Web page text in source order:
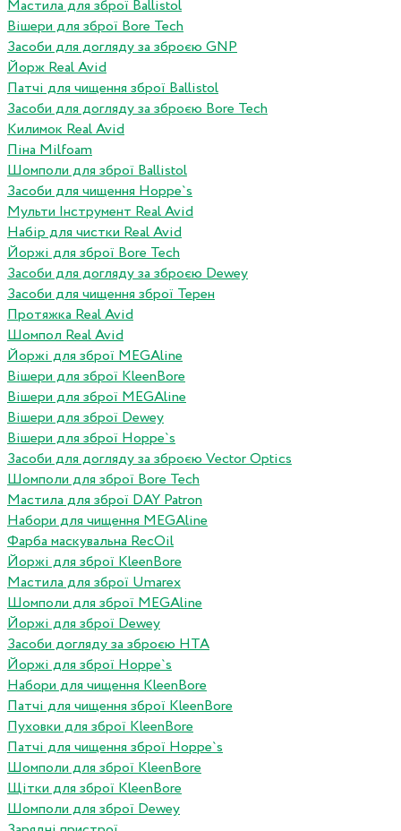
Мастила для зброї Ballistol
Вішери для зброї Bore Tech
Засоби для догляду за зброєю GNP
Йорж Real Avid
Патчі для чищення зброї Ballistol
Засоби для догляду за зброєю Bore Tech
Килимок Real Avid
Піна Milfoam
Шомполи для зброї Ballistol
Засоби для чищення Hoppe`s
Мульти Інструмент Real Avid
Набір для чистки Real Avid
Йоржі для зброї Bore Tech
Засоби для догляду за зброєю Dewey
Засоби для чищення зброї Терен
Протяжка Real Avid
Шомпол Real Avid
Йоржі для зброї MEGAline
Вішери для зброї KleenBore
Вішери для зброї MEGAline
Вішери для зброї Dewey
Вішери для зброї Hoppe`s
Засоби для догляду за зброєю Vector Optics
Шомполи для зброї Bore Tech
Мастила для зброї DAY Patron
Набори для чищення MEGAline
Фарба маскувальна RecOil
Йоржі для зброї KleenBore
Мастила для зброї Umarex
Шомполи для зброї MEGAline
Йоржі для зброї Dewey
Засоби догляду за зброєю HTA
Йоржі для зброї Hoppe`s
Набори для чищення KleenBore
Патчі для чищення зброї KleenBore
Пуховки для зброї KleenBore
Патчі для чищення зброї Hoppe`s
Шомполи для зброї KleenBore
Щітки для зброї KleenBore
Шомполи для зброї Dewey